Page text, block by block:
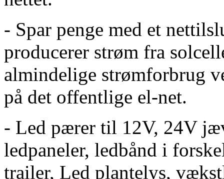
- Spar penge med et
producerer strøm fra
almindelige strømforbrug
på det offentlige el-net.
- Led pærer til 12V, 24V
ledpaneler, ledbånd i
trailer, Led plantelys,